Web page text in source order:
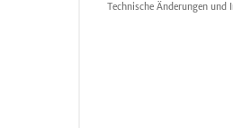
Technische Änderungen